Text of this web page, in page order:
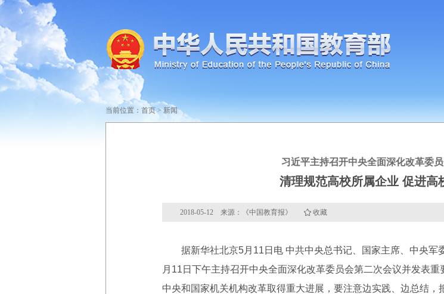
当前位置： 首页>新闻
习近平主持召开中央全面深化改革委
清理规范高校所属企业 促进高
2018-05-12 来源：《中国教育报》 收藏
据新华社北京5月11日电 中共中央总书记、国家主席、中央军
月11日下午主持召开中央全面深化改革委员会第二次会议并发表
中央和国家机关机构改革取得重大进展，要注意边实践、边总结